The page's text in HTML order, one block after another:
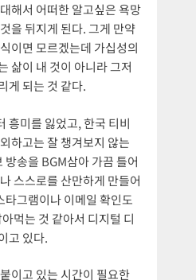
해서 어떠한 알고싶은 욕망
을 뒤지게 된다. 그게 만약
이면 모르겠는데 가십성의
삶이 내 것이 아니라 그저
게 되는 것 같다.
흥미를 잃었고, 한국 티비
하고는 잘 챙겨보지 않는
방송을 BGM삼아 가끔 틀어
스스로를 산만하게 만들어
타그램이나 이메일 확인도
먹는 것 같아서 디지털 디
고 있다.
이고 있는 시간이 필요한